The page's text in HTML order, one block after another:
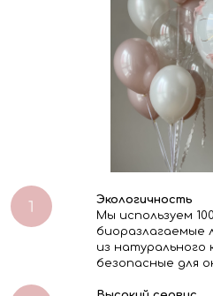
Экологичность
Мы используем
биоразлагаемые
из натурального
безопасные для